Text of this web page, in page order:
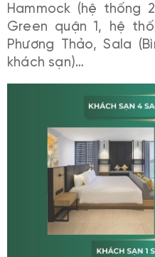
Hammock (hệ thống
Green quận 1, hệ
Phương Thảo, Sala
khách sạn)…